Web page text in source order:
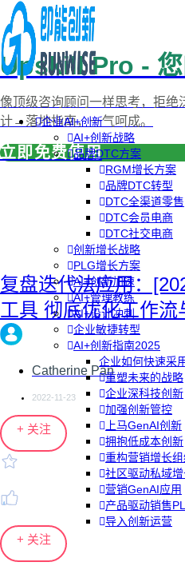
企业AI+创新
AI+创新战略
品牌DTC方案
RGM增长方案
品牌DTC转型
DTC全渠道零售
DTC会员电商
DTC社交电商
创新增长战略
PLG增长方案
AI+创新加速
AI+管理教练
AI+设计冲刺
企业敏捷转型
AI+创新指南2025
企业如何快速采
重塑未来的战略
企业深科技创新
加强创新管控
上马GenAI创新
拥抱低成本创新
重构营销增长组
社区驱动私域
营销GenAI应用
产品驱动销售
导入创新运营
Upskill Pro -
像顶级咨询顾问一样思考，拒
计→落地指南，一气呵成。
立即免费使用
复盘迭代法应用：
工具 彻底优化工作流
Catherine Pan
2022-11-23
+ 关注
+ 关注